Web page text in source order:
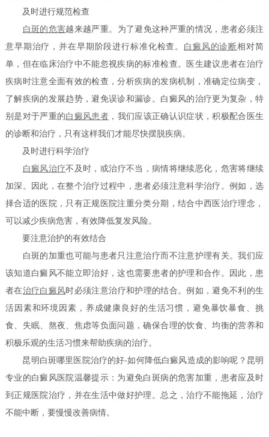
及时进行规范检查
白斑的危害越来越严重。为了避免这种严重的情况，患者必须注
意早期治疗，并在早期阶段进行标准化检查。 白癜风的诊断相对简
单，但在临床治疗中不能忽视疾病的标准检查。医生建议患者在治疗
疾病时注意全面有效的检查，分析疾病的发病机制，准确定位病变，
了解疾病的发展趋势，避免误诊和漏诊。白癜风的治疗更为复杂，特
别是对于严重的白癜风患者 ，我们应该正确认识症状，积极配合医生
的诊断和治疗，只有这样我们才能尽快摆脱疾病。
及时进行科学治疗
白癜风治疗不及时，或治疗不当，病情将继续恶化，危害将继续
加深。因此，在整个治疗过程中，患者必须注意科学治疗。例如，选
择合适的医院，只有正规医院注重分类分期，结合中西医治疗理念，
可以减少疾病危害，有效降低复发风险。
要注意治护的有效结合
白斑的加重也可能与患者只注意治疗而不注意护理有关。我们应
该知道白癜风不能立即治好，这也需要患者的护理和合作。因此，患
者在治疗白癜风时必须注意治疗和护理的结合。例如，避免不利的生
活因素和环境因素，养成健康良好的生活习惯，避免暴饮暴食、挑
食、失眠、熬夜、焦虑等负面问题，确保合理的饮食、均衡的营养和
积极乐观的生活习惯来帮助疾病的治疗。
昆明白斑哪里医院治疗的好-如何降低白癜风造成的影响呢？昆明
专业的白癜风医院温馨提示：为避免白斑病的危害加重，患者应及时
到正规医院治疗，并在生活中做好护理。总之，治疗不能拖延，治疗
不能中断，要慢慢改善病情。